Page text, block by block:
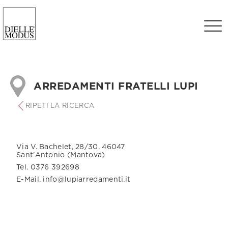
ARREDAMENTI FRATELLI LUPI
RIPETI LA RICERCA
Via V. Bachelet, 28/30, 46047
Sant'Antonio (Mantova)
Tel. 0376 392698
E-Mail. info@lupiarredamenti.it